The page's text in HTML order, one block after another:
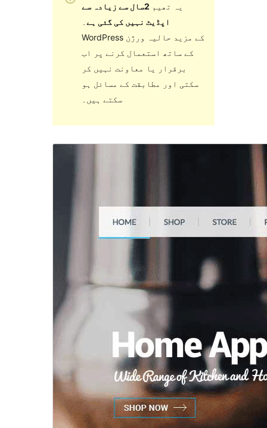
یہ تھیم
2سال سے زیادہ سے
اپڈیٹ نہیں کی گئی ہے
WordPress کے مزید حالیہ ورژن
کے ساتھ استعمال کرنے پر اب
برقرار یا معاونت نہیں کر
سکتی اور مطابقت کے مسائل ہو
سکتے ہیں۔